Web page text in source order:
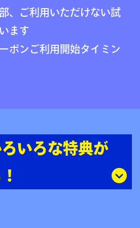
、ご利用いただけない試
ます
ポンご利用開始タイミン
いろな特典が